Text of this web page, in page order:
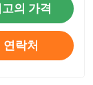
의 가격
연락처